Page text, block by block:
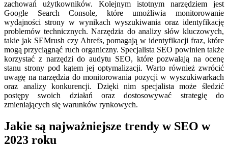
zachowań użytkowników. Kolejnym istotnym narzędziem jest
Google Search Console, które umożliwia monitorowanie
wydajności strony w wynikach wyszukiwania oraz identyfikację
problemów technicznych. Narzędzia do analizy słów kluczowych,
takie jak SEMrush czy Ahrefs, pomagają w identyfikacji fraz, które
mogą przyciągnąć ruch organiczny. Specjalista SEO powinien także
korzystać z narzędzi do audytu SEO, które pozwalają na ocenę
stanu strony pod kątem jej optymalizacji. Warto również zwrócić
uwagę na narzędzia do monitorowania pozycji w wyszukiwarkach
oraz analizy konkurencji. Dzięki nim specjalista może śledzić
postępy swoich działań oraz dostosowywać strategię do
zmieniających się warunków rynkowych.
Jakie są najważniejsze trendy w SEO w
2023 roku